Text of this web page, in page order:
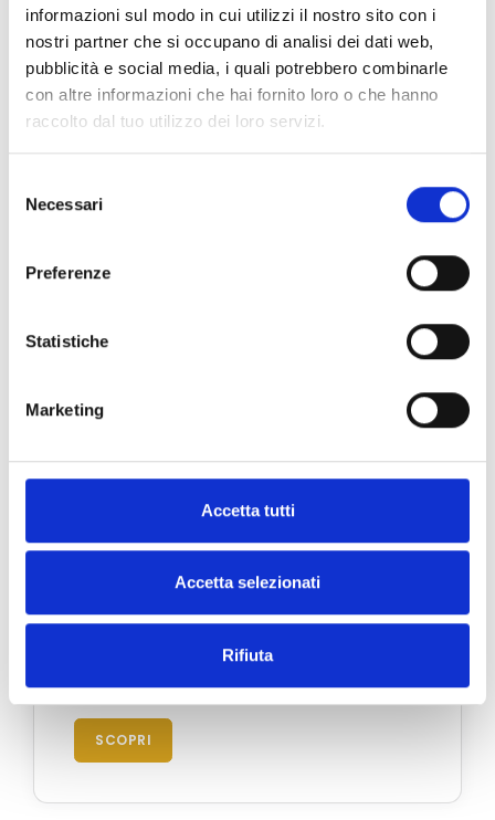
informazioni sul modo in cui utilizzi il nostro sito con i
nostri partner che si occupano di analisi dei dati web,
pubblicità e social media, i quali potrebbero combinarle
con altre informazioni che hai fornito loro o che hanno
raccolto dal tuo utilizzo dei loro servizi.
delNecessari
Preferenze
Statistiche
Marketing
Accetta tutti
Accetta selezionati
Rifiuta
Via Roma 39 - 16034 Portofino, Italia
SCOPRI